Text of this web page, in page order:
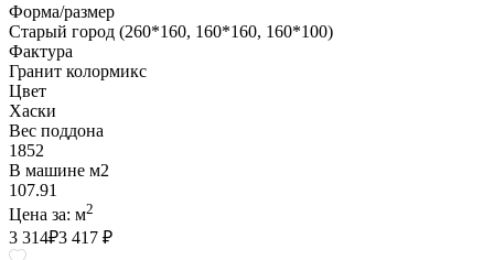
Форма/размер
Старый город (260*160, 160*160, 160*100)
Фактура
Гранит колормикс
Цвет
Хаски
Вес поддона
1852
В машине м2
107.91
Цена за: м2
3 314₽3 417 ₽